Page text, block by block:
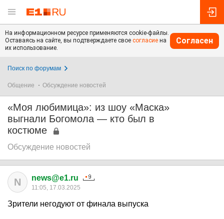
На информационном ресурсе применяются cookie-файлы.
Оставаясь на сайте, вы подтверждаете свое согласие на
их использование.
Согласен
Поиск по форумам
Общение Обсуждение новостей
«Моя любимица»: из шоу «Маска»
выгнали Богомола — кто был в
костюме
Обсуждение новостей
N news@e1.ru
11:05, 17.03.2025
Зрители негодуют от финала выпуска